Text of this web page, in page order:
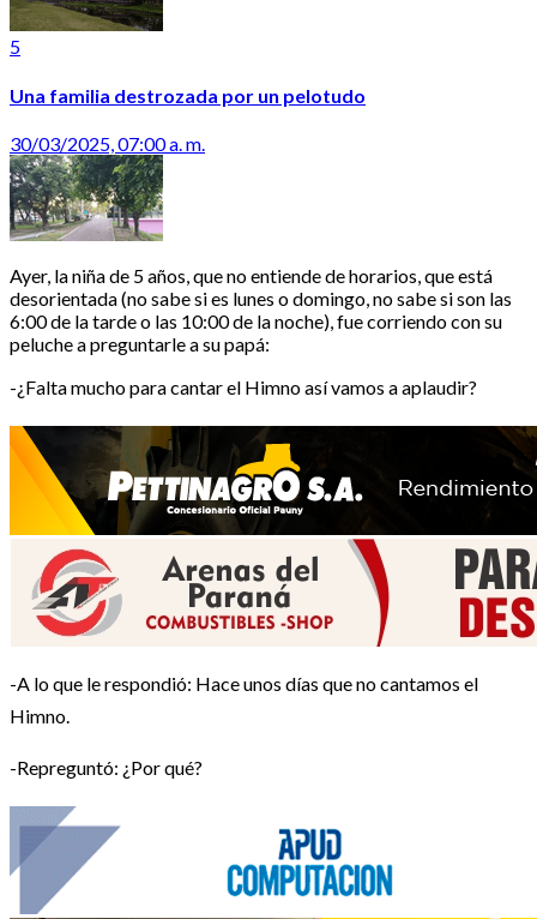
5
Una familia destrozada por un pelotudo
30/03/2025, 07:00 a. m.
Ayer, la niña de 5 años, que no entiende de horarios, que está
desorientada (no sabe si es lunes o domingo, no sabe si son las
6:00 de la tarde o las 10:00 de la noche), fue corriendo con su
peluche a preguntarle a su papá:
-¿Falta mucho para cantar el Himno así vamos a aplaudir?
-A lo que le respondió: Hace unos días que no cantamos el
Himno.
-Repreguntó: ¿Por qué?